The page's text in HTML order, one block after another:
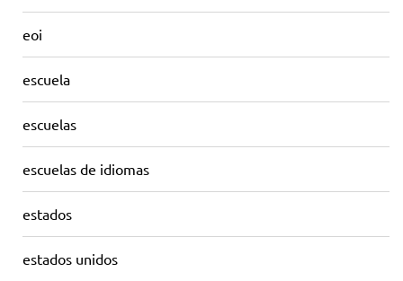
eoi
escuela
escuelas
escuelas de idiomas
estados
estados unidos